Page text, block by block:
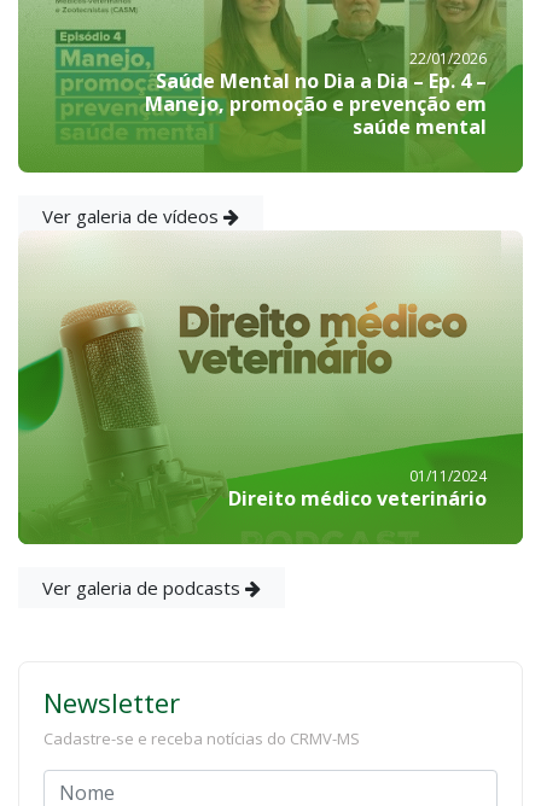
22/01/2026
Saúde Mental no Dia a Dia – Ep. 4 –
Manejo, promoção e prevenção em
saúde mental
Ver galeria de vídeos
01/11/2024
Direito médico veterinário
Ver galeria de podcasts
Newsletter
Cadastre-se e receba notícias do CRMV-MS